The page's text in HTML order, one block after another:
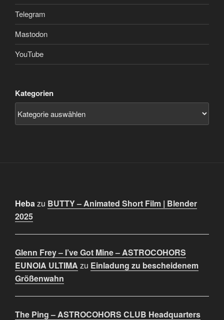
Telegram
Mastodon
YouTube
Kategorien
Hebazu BUTTY – Animated Short Film | Blender
2025
Glenn Frey – I’ve Got Mine – ASTROCOHORS
EUNOIA ULTIMA zu Einladung zu bescheidenem
Größenwahn
The Ping – ASTROCOHORS CLUB Headquarters